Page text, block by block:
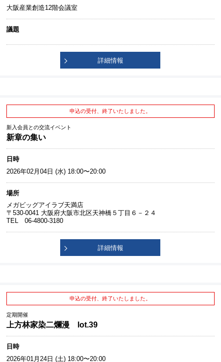
大阪産業創造12階会議室
議題
詳細情報
申込の受付、終了いたしました。
新入会員との交流イベント
新章の集い
日時
2026年02月04日 (水) 18:00〜20:00
場所
メガビッグアイラブ天満店
〒530-0041 大阪府大阪市北区天神橋５丁目６－２４
TEL 06-4800-3180
詳細情報
申込の受付、終了いたしました。
定期開催
上方林家染二爛漫 lot.39
日時
2026年01月24日 (土) 18:00〜20:00